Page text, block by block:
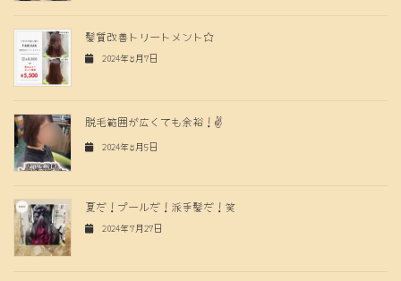
髪質改善トリートメント☆
2024年8月7日
脱毛範囲が広くても余裕！✌️
2024年8月5日
夏だ！プールだ！派手髪だ！笑
2024年7月27日